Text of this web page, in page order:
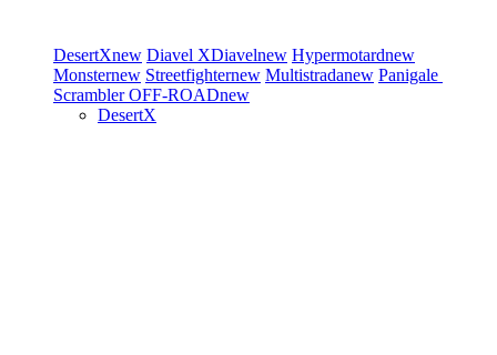
DesertXnew Diavel XDiavelnew Hypermotardnew
Monsternew Streetfighternew Multistradanew Panigale
ScramblerOFF-ROADnew
DesertX